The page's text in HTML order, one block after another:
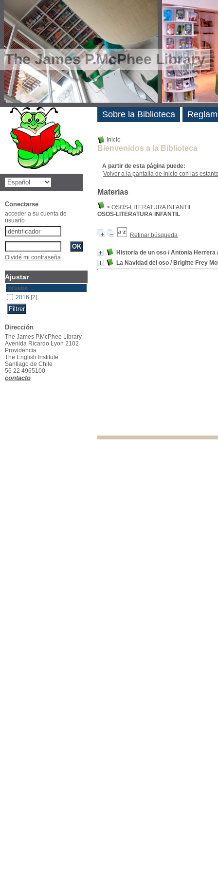
The James P.McPhee Library
Inicio
Bienvenidos a la Biblioteca
A partir de esta página puede:
Volver a la pantalla de inicio con las
Materias
> OSOS-LITERATURA INFANTIL
OSOS-LITERATURA INFANTIL
Refinar búsqueda
Historia de un oso / Antonia Herrera
La Navidad del oso / Brigitte Frey
Sobre la Biblioteca
Novedades
Conectarse
acceder a su cuenta de
usuario
Olvidé mi contraseña
Ajustar
prueba
2016 [2]
Dirección
The James P.McPhee Library
Avenida Ricardo Lyon 2102
Providencia
The English Institute
Santiago de Chile
56 22 4965100
contacto